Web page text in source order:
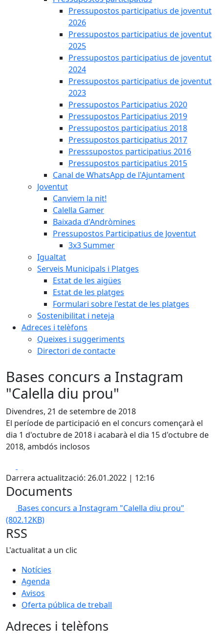
Pressupostos participatius de joventut
2026
Pressupostos participatius de joventut
2025
Pressupostos participatius de joventut
2024
Pressupostos participatius de joventut
2023
Pressupostos Participatius 2020
Pressupostos Participatius 2019
Pressupostos participatius 2018
Pressupostos participatius 2017
Presssupostos participatius 2016
Pressupostos participatius 2015
Canal de WhatsApp de l'Ajuntament
Joventut
Canviem la nit!
Calella Gamer
Baixada d'Andròmines
Pressupostos Participatius de Joventut
3x3 Summer
Igualtat
Serveis Municipals i Platges
Estat de les aigües
Estat de les platges
Formulari sobre l'estat de les platges
Sostenibilitat i neteja
Adreces i telèfons
Queixes i suggeriments
Directori de contacte
Bases concurs a Instagram
"Calella diu prou"
Divendres, 21 de setembre de 2018
El període de participació en el concurs començarà el
dia 1 d'octubre de 2018 i acabarà el dia 15 d'octubre de
2018, ambdós inclosos
Darrera actualització: 26.01.2022 | 12:16
Documents
Bases concurs a Instagram "Calella diu prou"
(802.12KB)
RSS
L'actualitat a un clic
Notícies
Agenda
Avisos
Oferta pública de treball
Adreces i telèfons